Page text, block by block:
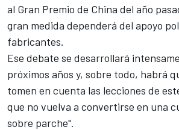
al Gran Premio de China del año
gran medida dependerá del apoyo
fabricantes.
Ese debate se desarrollará
próximos años y, sobre todo, habrá
tomen en cuenta las lecciones de
que no vuelva a convertirse en una
sobre parche".